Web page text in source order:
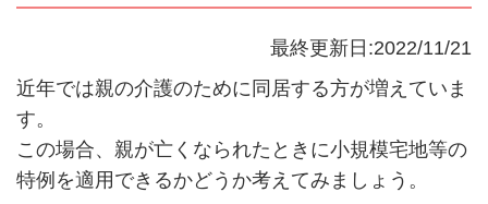
最終更新日:2022/11/21
近年では親の介護のために同居する方が増えていま
す。
この場合、親が亡くなられたときに小規模宅地等の
特例を適用できるかどうか考えてみましょう。